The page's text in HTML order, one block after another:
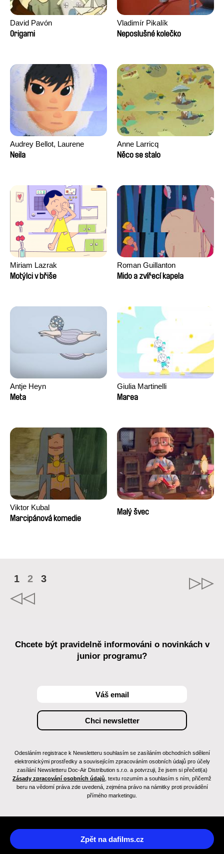
David Pavón
Origami
Vladimír Pikalík
Neposlušné kolečko
Audrey Bellot, Laurene
Desoutter, Amandine
David Tabar, Guillaume
Vezzoli, Eline Zhang
Neila
Anne Larricq
Něco se stalo
Miriam Lazrak
Motýlci v břiše
Roman Guillanton
Mido a zvířecí kapela
Antje Heyn
Meta
Giulia Martinelli
Marea
Viktor Kubal
Marcipánová komedie
Malý švec
1 2 3
Chcete být pravidelně informováni o novinkách v
junior programu?
Odesláním registrace k Newsletteru souhlasím se zasíláním obchodních sdělení
elektronickými prostředky a souvisejícím zpracováním osobních údajů pro účely
zasílání Newsletteru Doc-Air Distribution s.r.o. a potvrzuji, že jsem si přečetl(a)
Zásady zpracování osobních údajů , textu rozumím a souhlasím s ním, přičemž
beru na vědomí práva zde uvedená, zejména právo na námitky proti provádění
přímého marketingu.
Zpět na dafilms.cz